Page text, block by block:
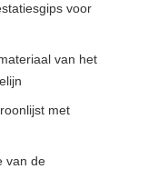
voor
van het
met
van de